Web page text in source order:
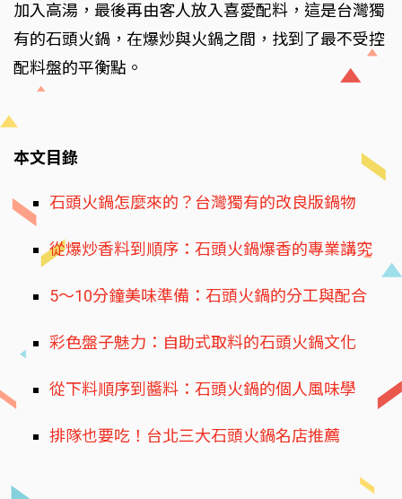
加入高湯，最後再由客人放入喜愛配料，這是台灣獨
有的石頭火鍋，在爆炒與火鍋之間，找到了最不受控
配料盤的平衡點。
本文目錄
石頭火鍋怎麼來的？台灣獨有的改良版鍋物
從爆炒香料到順序：石頭火鍋爆香的專業講究
5～10分鐘美味準備：石頭火鍋的分工與配合
彩色盤子魅力：自助式取料的石頭火鍋文化
從下料順序到醬料：石頭火鍋的個人風味學
排隊也要吃！台北三大石頭火鍋名店推薦